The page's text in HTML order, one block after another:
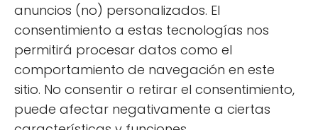
anuncios (no) personalizados. El
consentimiento a estas tecnologías nos
permitirá procesar datos como el
comportamiento de navegación en este
sitio. No consentir o retirar el consentimiento,
puede afectar negativamente a ciertas